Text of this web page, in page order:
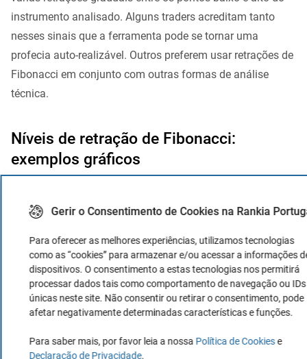
Gerir o Consentimento de Cookies na Rankia
Para oferecer as melhores experiências, utilizamos tecnologias
como as “cookies” para armazenar e/ou acessar a informações
dispositivos. O consentimento a estas tecnologias nos permitirá
processar dados tais como comportamento de navegação ou IDs
únicas neste site. Não consentir ou retirar o consentimento, pode
afetar negativamente determinadas características e funções.
Para saber mais, por favor leia a nossa Política de Cookiese
Declaração de Privacidade.
instrumento analisado. Alguns traders acreditam tanto
nesses sinais que a ferramenta pode se tornar uma
profecia auto-realizável. Outros preferem usar retrações de
Fibonacci em conjunto com outras formas de análise
técnica.
Níveis de retração de Fibonacci:
exemplos gráficos
gráfico abaixo.A ideia é simples: num movimento
como linhas de suporte. Por outro lado, num movimento
ascendente, eles atuam como resistência. Digamos que o
preço quebrou o suporte no nível de retração de 23,6%,
então a próxima linha de suporte estará no nível de
permanece até que o preço retorne ao fundo do intervalo.